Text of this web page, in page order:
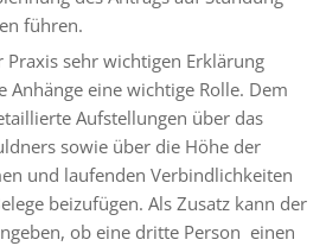
führen.
Praxis sehr wichtigen Erklärung
Anhänge eine wichtige Rolle. Dem
Aufstellungen über das
sowie über die Höhe der
und laufenden Verbindlichkeiten
beizufügen. Als Zusatz kann der
ob eine dritte Person einen